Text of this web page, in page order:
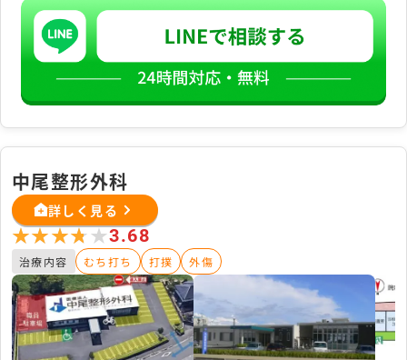
中尾整形外科
詳しく見る
★★★★★
★★★★★3.68
治療内容 むち打ち 打撲 外傷